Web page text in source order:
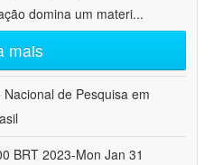
domina um materi...
mais
Nacional de Pesquisa em
BRT 2023-Mon Jan 31